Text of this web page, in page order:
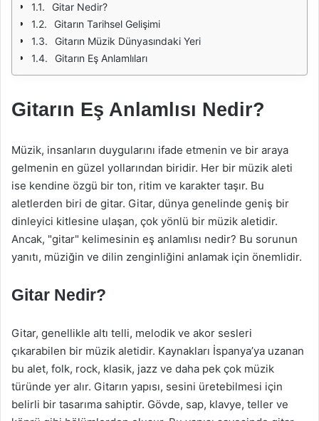
Gitar Nedir?
Gitarın Tarihsel Gelişimi
Gitarın Müzik Dünyasındaki Yeri
Gitarın Eş Anlamlıları
Gitarın Eş Anlamlısı Nedir?
Müzik, insanların duygularını ifade etmenin ve bir araya
gelmenin en güzel yollarından biridir. Her bir müzik aleti
ise kendine özgü bir ton, ritim ve karakter taşır. Bu
aletlerden biri de gitar. Gitar, dünya genelinde geniş bir
dinleyici kitlesine ulaşan, çok yönlü bir müzik aletidir.
Ancak, "gitar" kelimesinin eş anlamlısı nedir? Bu sorunun
yanıtı, müziğin ve dilin zenginliğini anlamak için önemlidir.
Gitar Nedir?
Gitar, genellikle altı telli, melodik ve akor sesleri
çıkarabilen bir müzik aletidir. Kaynakları İspanya’ya uzanan
bu alet, folk, rock, klasik, jazz ve daha pek çok müzik
türünde yer alır. Gitarın yapısı, sesini üretebilmesi için
belirli bir tasarıma sahiptir. Gövde, sap, klavye, teller ve